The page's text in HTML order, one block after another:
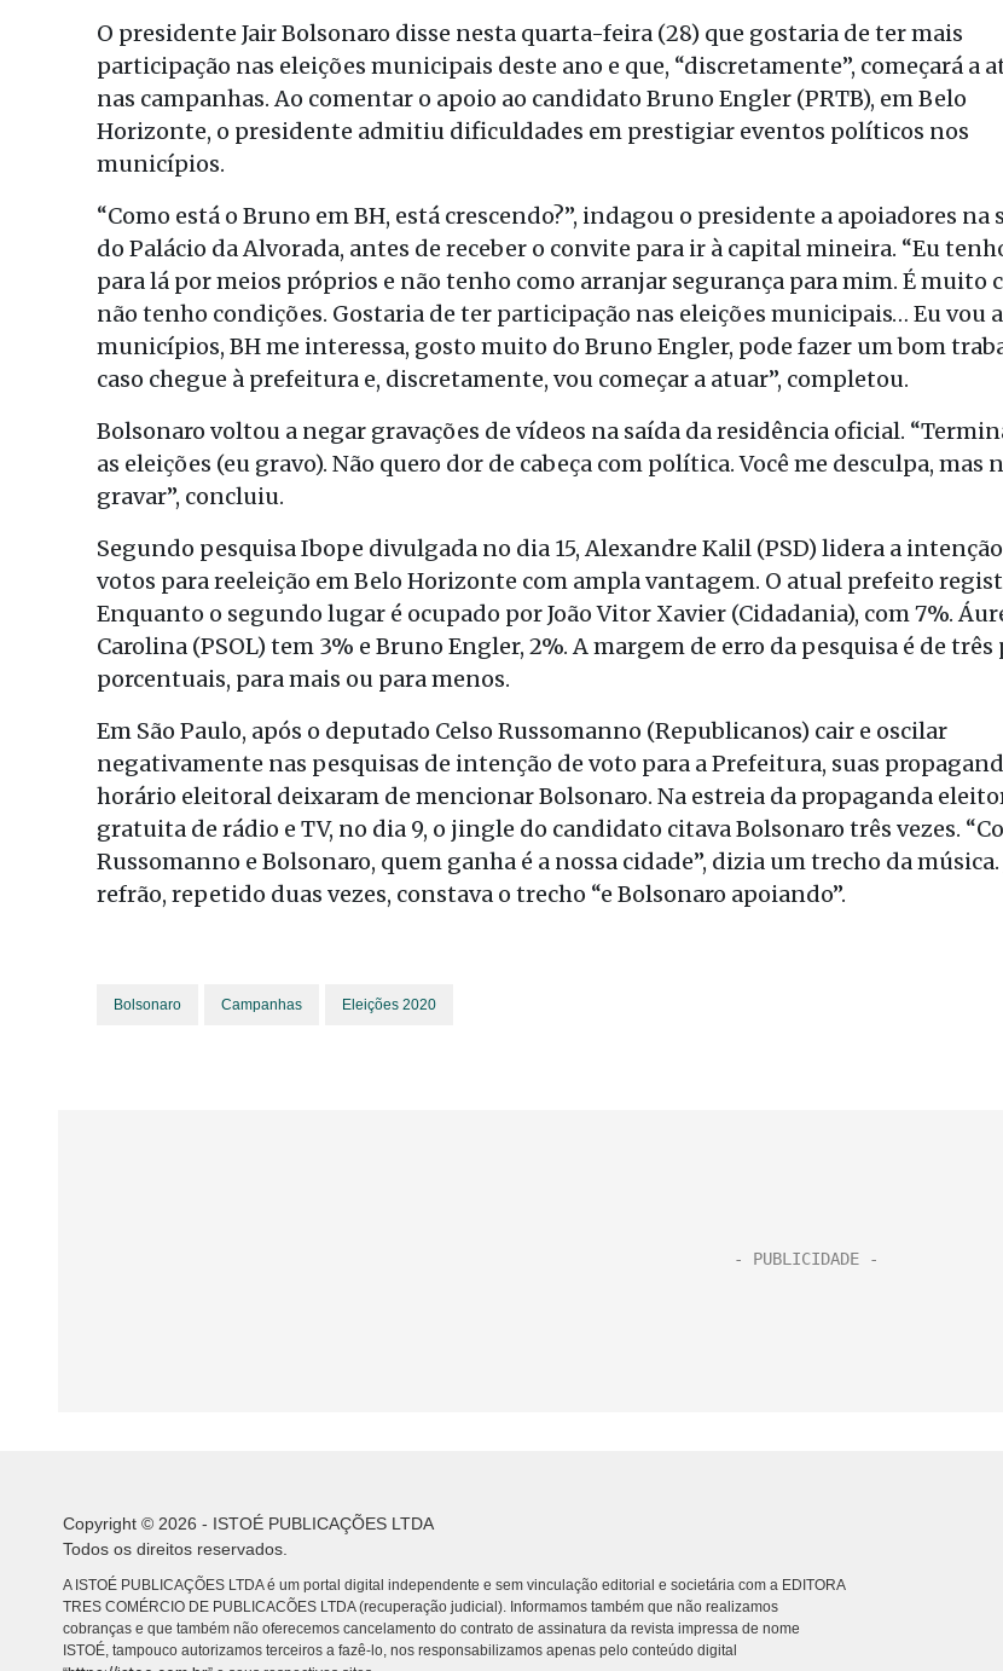
O presidente Jair Bolsonaro disse nesta quarta-feira (28) que gostaria de ter mais
participação nas eleições municipais deste ano e que, “discretamente”, começará a
nas campanhas. Ao comentar o apoio ao candidato Bruno Engler (PRTB), em Belo
Horizonte, o presidente admitiu dificuldades em prestigiar eventos políticos nos
municípios.
“Como está o Bruno em BH, está crescendo?”, indagou o presidente a apoiadores na
do Palácio da Alvorada, antes de receber o convite para ir à capital mineira. “Eu
para lá por meios próprios e não tenho como arranjar segurança para mim. É muito
não tenho condições. Gostaria de ter participação nas eleições municipais… Eu vou
municípios, BH me interessa, gosto muito do Bruno Engler, pode fazer um bom
caso chegue à prefeitura e, discretamente, vou começar a atuar”, completou.
Bolsonaro voltou a negar gravações de vídeos na saída da residência oficial.
as eleições (eu gravo). Não quero dor de cabeça com política. Você me desculpa, mas
gravar”, concluiu.
Segundo pesquisa Ibope divulgada no dia 15, Alexandre Kalil (PSD) lidera a
votos para reeleição em Belo Horizonte com ampla vantagem. O atual prefeito
Enquanto o segundo lugar é ocupado por João Vitor Xavier (Cidadania), com 7%.
Carolina (PSOL) tem 3% e Bruno Engler, 2%. A margem de erro da pesquisa é de
porcentuais, para mais ou para menos.
Em São Paulo, após o deputado Celso Russomanno (Republicanos) cair e oscilar
negativamente nas pesquisas de intenção de voto para a Prefeitura, suas
horário eleitoral deixaram de mencionar Bolsonaro. Na estreia da propaganda
gratuita de rádio e TV, no dia 9, o jingle do candidato citava Bolsonaro três vezes.
Russomanno e Bolsonaro, quem ganha é a nossa cidade”, dizia um trecho da música.
refrão, repetido duas vezes, constava o trecho “e Bolsonaro apoiando”.
Bolsonaro Campanhas Eleições 2020
Copyright © 2026 - ISTOÉ PUBLICAÇÕES LTDA
Todos os direitos reservados.
A ISTOÉ PUBLICAÇÕES LTDA é um portal digital independente e sem vinculação editorial e societária com a EDITORA
TRES COMÉRCIO DE PUBLICACÕES LTDA (recuperação judicial). Informamos também que não realizamos
cobranças e que também não oferecemos cancelamento do contrato de assinatura da revista impressa de nome
ISTOÉ, tampouco autorizamos terceiros a fazê-lo, nos responsabilizamos apenas pelo conteúdo digital